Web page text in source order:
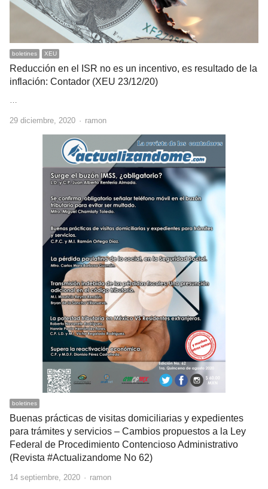
boletines XEU
Reducción en el ISR no es un incentivo, es resultado de la
inflación: Contador (XEU 23/12/20)
29 diciembre, 2020 Author
ramon
boletines
Buenas prácticas de visitas domiciliarias y expedientes
para trámites y servicios – Cambios propuestos a la Ley
Federal de Procedimiento Contencioso Administrativo
(Revista #Actualizandome No 62)
14 septiembre, 2020 Author
ramon